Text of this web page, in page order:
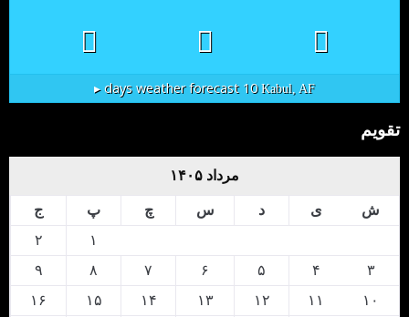
Kabul, AF
10 days weather forecast ▸
تقویم
مرداد ۱۴۰۵
ش ی د س چ پ
ج
۱
۲
۳
۴ ۵ ۶ ۷ ۸
۹
۱۰
۱۱ ۱۲ ۱۳ ۱۴ ۱۵ ۱۶